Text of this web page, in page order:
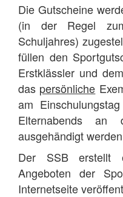
Die Gutscheine
(in der Regel
Schuljahres)
füllen den
Erstklässler und
das persönliche
am
Elternabends
ausgehändigt
Der SSB erstellt
Angeboten der
Internetseite